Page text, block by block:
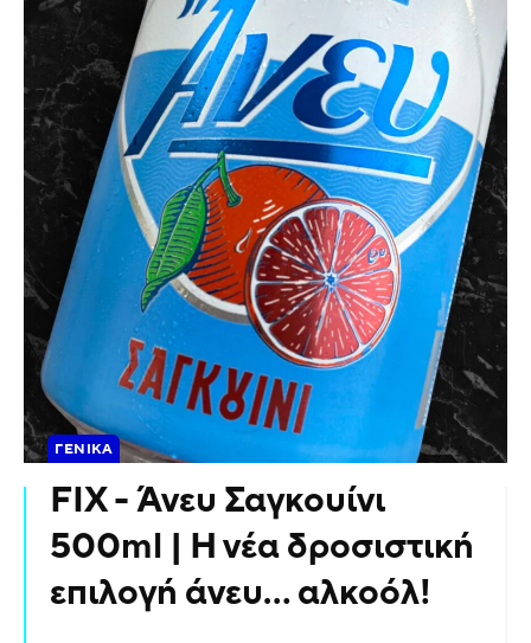
ΓΕΝΙΚΆ
FIX - Άνευ Σαγκουίνι
500ml | Η νέα δροσιστική
επιλογή άνευ... αλκοόλ!